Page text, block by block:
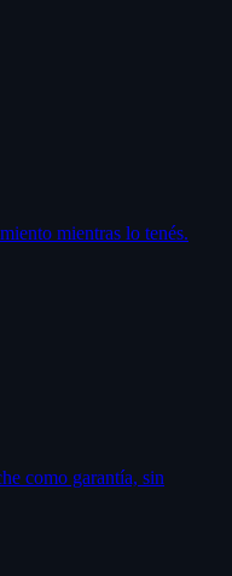
mientras lo tenés.
como garantía, sin